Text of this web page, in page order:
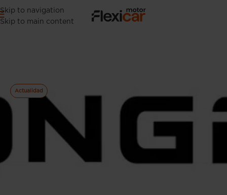
Skip to navigation
Skip to main content
Actualidad